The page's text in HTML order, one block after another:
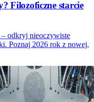
Filozoficzne starcie
odkryj nieoczywiste
Poznaj 2026 rok z nowej,